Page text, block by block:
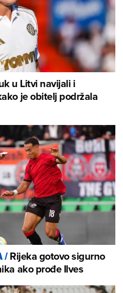
u Litvi navijali i
je obitelj podržala
/Rijeka gotovo sigurno
ako prođe Ilves